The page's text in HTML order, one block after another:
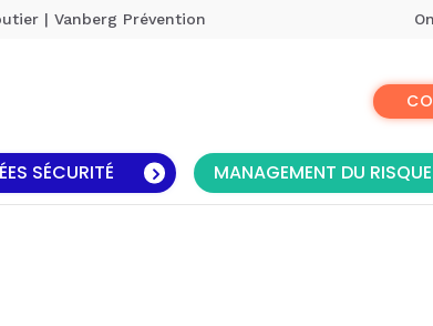
| Vanberg Prévention
SÉCURITÉ MANAGEMENT DU RISQUE